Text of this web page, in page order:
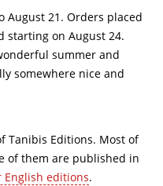
August 21. Orders placed
on August 24.
summer and
somewhere nice and
Tanibis Editions. Most of
of them are published in
English editions.